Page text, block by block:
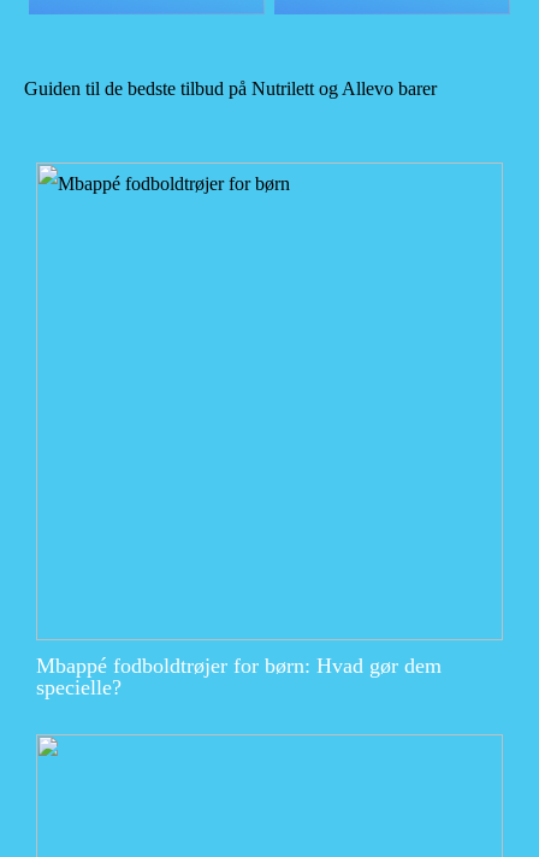
Guiden til de bedste tilbud på Nutrilett og Allevo barer
Mbappé fodboldtrøjer for børn: Hvad gør dem
specielle?